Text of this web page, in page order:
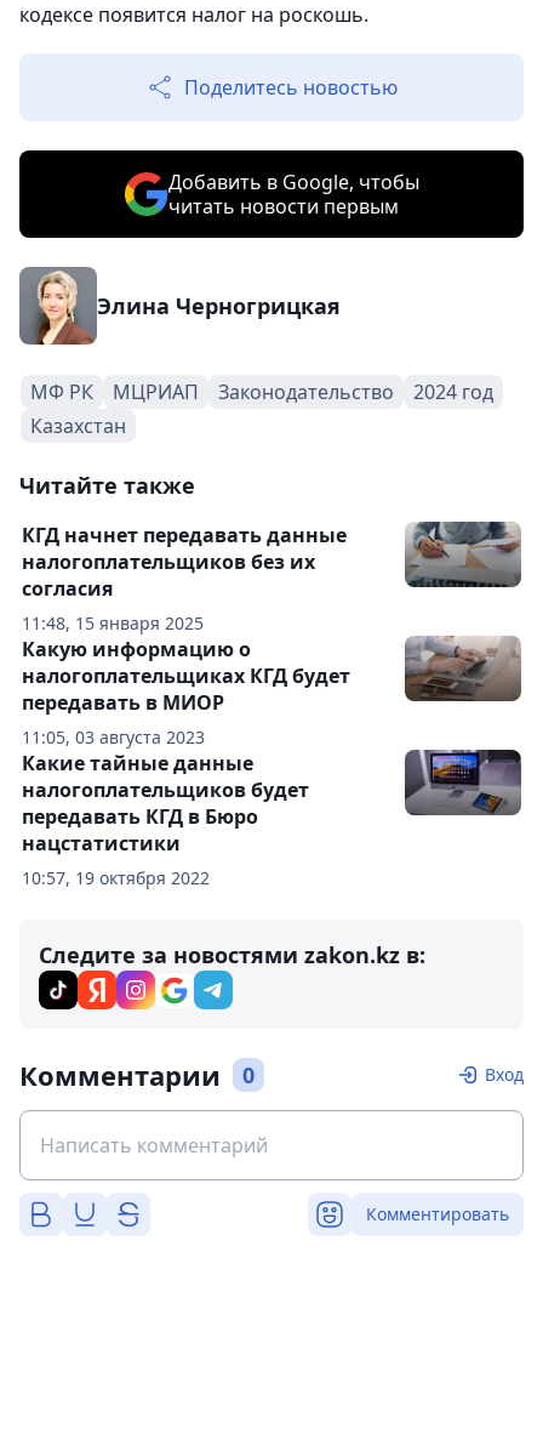
кодексе появится налог на роскошь.
Поделитесь новостью
Добавить в Google, чтобы
читать новости первым
Элина Черногрицкая
МФ РК МЦРИАП Законодательство
2024 год
Казахстан
Читайте также
11:48, 15 января 2025
КГД начнет передавать данные
налогоплательщиков без их
согласия
11:05, 03 августа 2023
Какую информацию о
налогоплательщиках КГД будет
передавать в МИОР
10:57, 19 октября 2022
Какие тайные данные
налогоплательщиков будет
передавать КГД в Бюро
нацстатистики
Следите за новостями zakon.kz в:
Комментарии 0 Вход
Комментировать